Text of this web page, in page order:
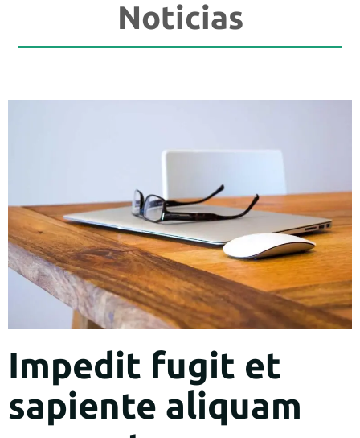
Noticias
Impedit fugit et
sapiente aliquam